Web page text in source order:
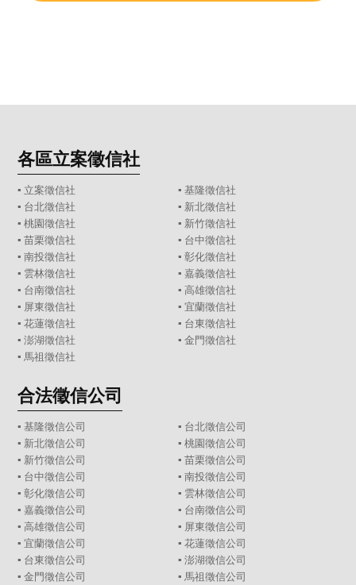
各區立案徵信社
▪ 立案徵信社 ▪ 基隆徵信社
▪ 台北徵信社 ▪ 新北徵信社
▪桃園徵信社 ▪ 新竹徵信社
▪苗栗徵信社 ▪ 台中徵信社
▪南投徵信社 ▪ 彰化徵信社
▪ 雲林徵信社 ▪ 嘉義徵信社
▪ 台南徵信社 ▪ 高雄徵信社
▪ 屏東徵信社 ▪ 宜蘭徵信社
▪花蓮徵信社 ▪ 台東徵信社
▪澎湖徵信社 ▪ 金門徵信社
▪ 馬祖徵信社
合法徵信公司
▪基隆徵信公司 ▪ 台北徵信公司
▪ 新北徵信公司 ▪ 桃園徵信公司
▪ 新竹徵信公司 ▪ 苗栗徵信公司
▪ 台中徵信公司 ▪ 南投徵信公司
▪彰化徵信公司 ▪ 雲林徵信公司
▪嘉義徵信公司 ▪ 台南徵信公司
▪高雄徵信公司 ▪ 屏東徵信公司
▪宜蘭徵信公司 ▪ 花蓮徵信公司
▪ 台東徵信公司 ▪ 澎湖徵信公司
▪金門徵信公司 ▪ 馬祖徵信公司